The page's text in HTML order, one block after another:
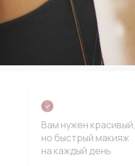
Вам нужен красивый,
но быстрый макияж
на каждый день